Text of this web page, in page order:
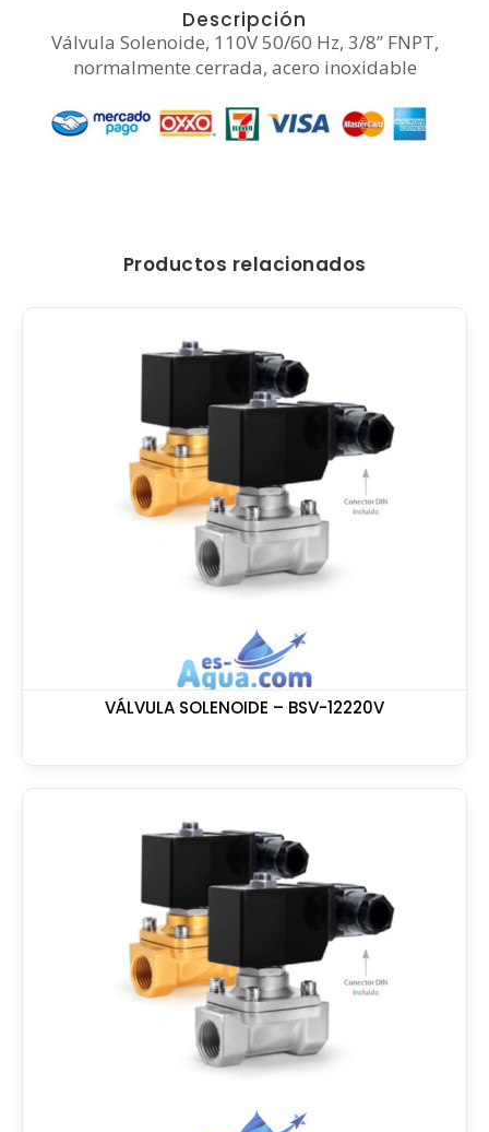
Descripción
Válvula Solenoide, 110V 50/60 Hz, 3/8” FNPT,
normalmente cerrada, acero inoxidable
Productos relacionados
VÁLVULA SOLENOIDE – BSV-12220V